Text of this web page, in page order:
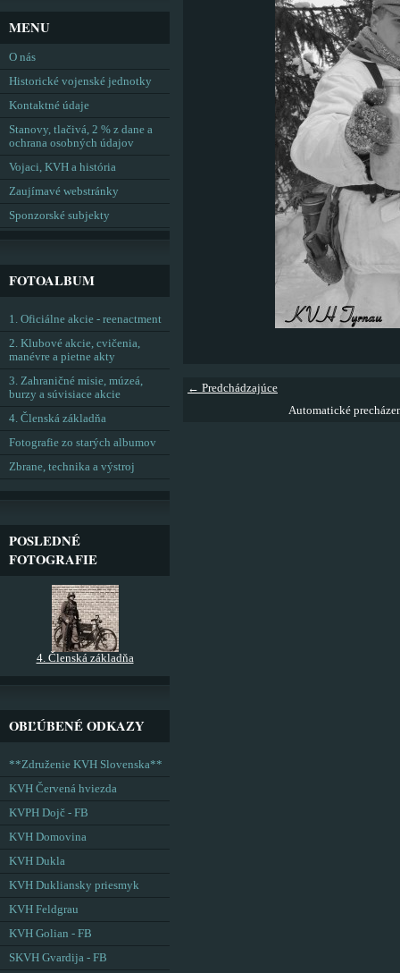
← Predchádzajúce
Automatické
MENU
O nás
Historické vojenské jednotky
Kontaktné údaje
Stanovy, tlačivá, 2 % z dane a
ochrana osobných údajov
Vojaci, KVH a história
Zaujímavé webstránky
Sponzorské subjekty
FOTOALBUM
1. Oficiálne akcie - reenactment
2. Klubové akcie, cvičenia,
manévre a pietne akty
3. Zahraničné misie, múzeá,
burzy a súvisiace akcie
4. Členská základňa
Fotografie zo starých albumov
Zbrane, technika a výstroj
POSLEDNÉ
FOTOGRAFIE
4. Členská základňa
OBĽÚBENÉ ODKAZY
**Združenie KVH Slovenska**
KVH Červená hviezda
KVPH Dojč - FB
KVH Domovina
KVH Dukla
KVH Dukliansky priesmyk
KVH Feldgrau
KVH Golian - FB
SKVH Gvardija - FB